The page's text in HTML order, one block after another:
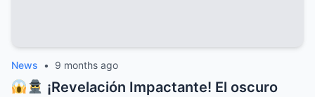
News • 9 months ago
¡Revelación Impactante! El oscuro